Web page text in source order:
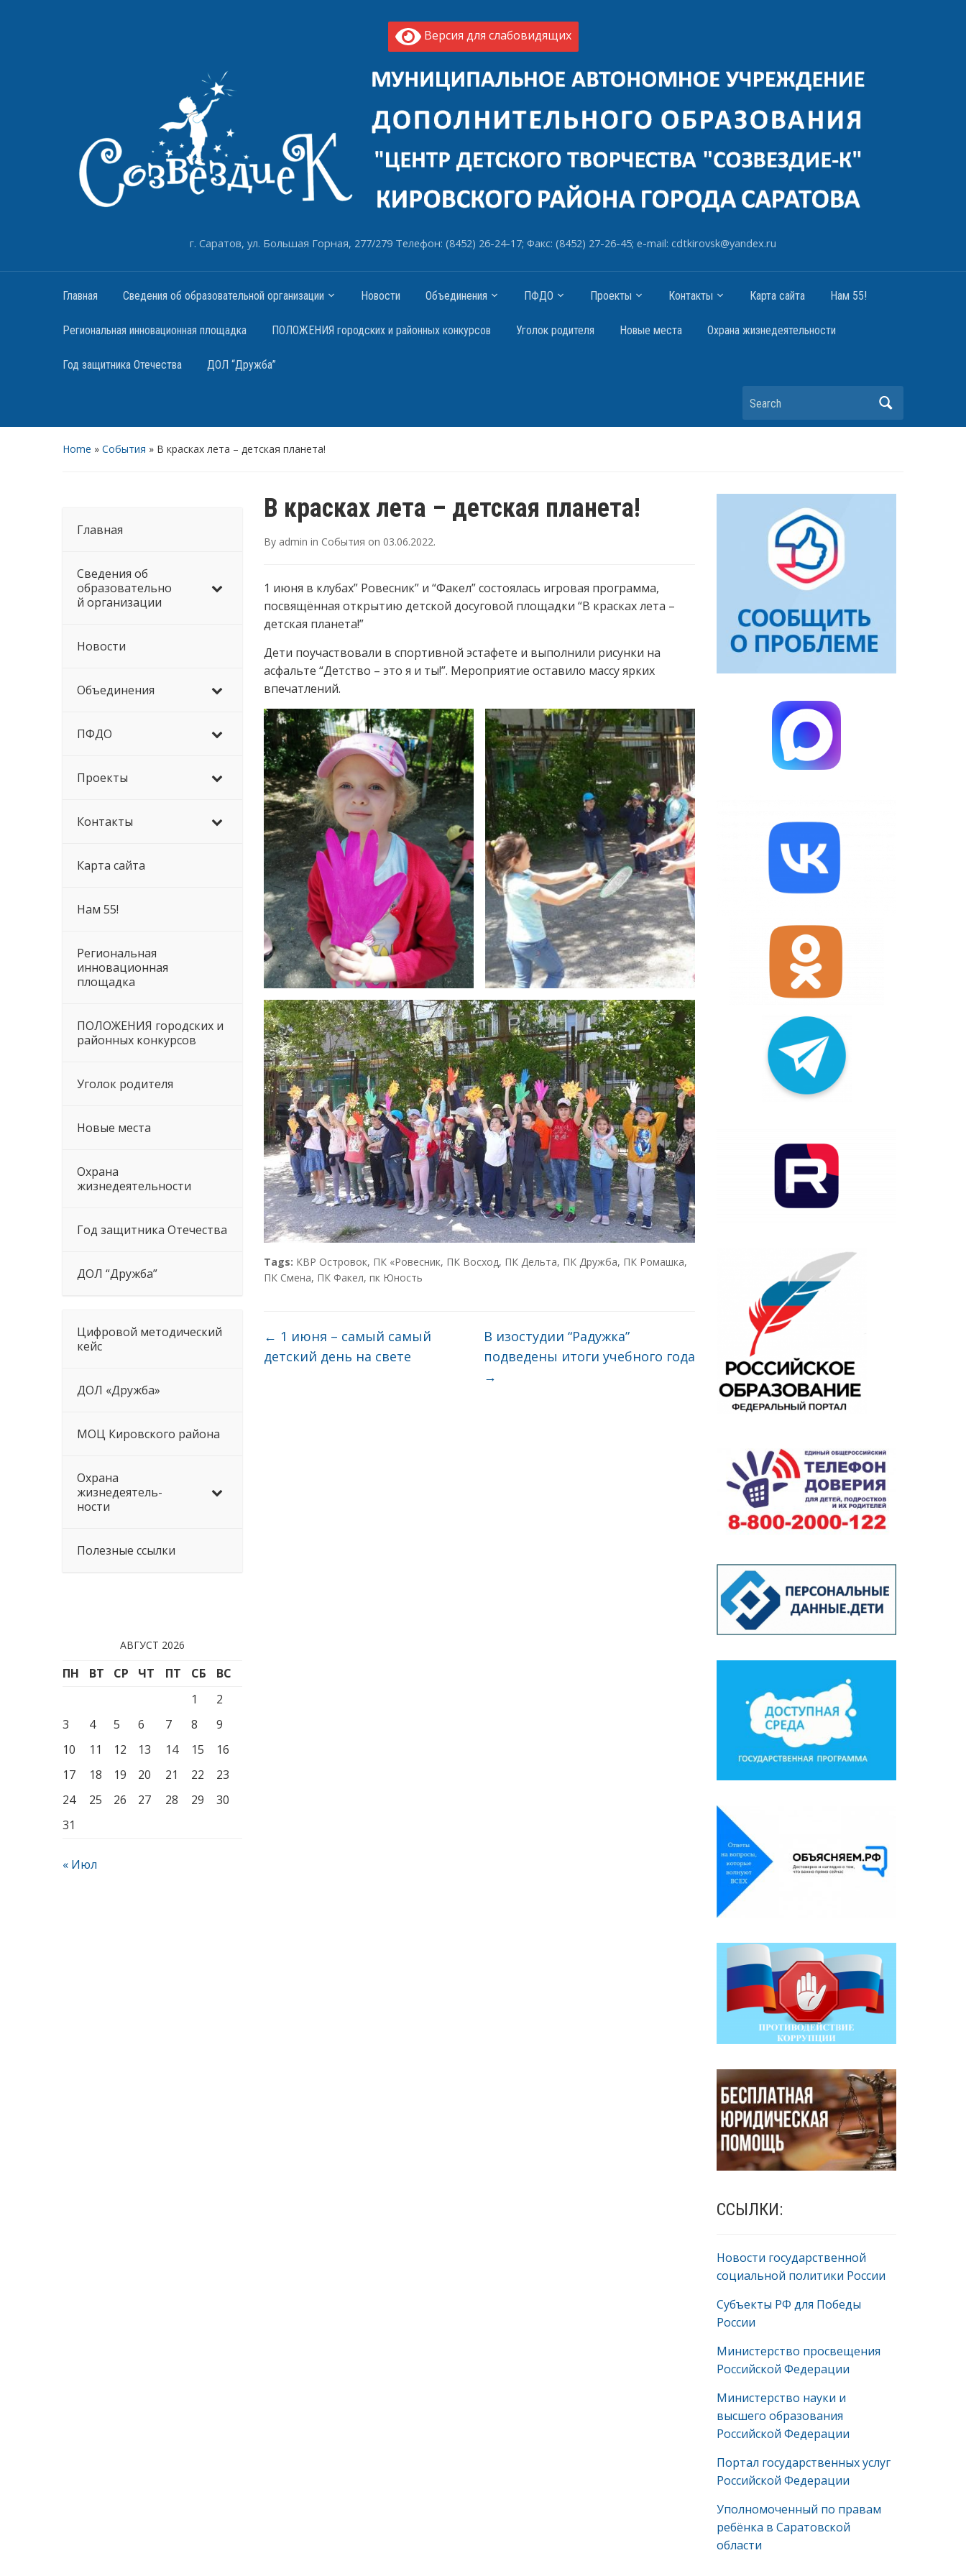
Версия для слабовидящих
г. Саратов, ул. Большая Горная, 277/279 Телефон: (8452) 26-24-17; Факс: (8452) 27-26-45; e-mail: cdtkirovsk@yandex.ru
Главная Сведения об образовательной организации Новости Объединения ПФДО Проекты Контакты Карта сайта Нам 55!
Региональная инновационная площадка ПОЛОЖЕНИЯ городских и районных конкурсов Уголок родителя Новые места Охрана жизнедеятельности
Год защитника Отечества ДОЛ “Дружба”
Search
Home » События » В красках лета – детская планета!
Главная
Сведения об
образовательно
й организации
Новости
Объединения
ПФДО
Проекты
Контакты
Карта сайта
Нам 55!
Региональная
инновационная
площадка
ПОЛОЖЕНИЯ городских и
районных конкурсов
Уголок родителя
Новые места
Охрана
жизнедеятельности
Год защитника Отечества
ДОЛ “Дружба”
Цифровой методический
кейс
ДОЛ «Дружба»
МОЦ Кировского района
Охрана
жизнедеятель-
ности
Полезные ссылки
АВГУСТ 2026
ПН ВТ СР ЧТ ПТ СБ
ВС
1
2
3
4 5 6 7 8
9
10
11 12 13 14 15
16
17
18 19 20 21 22
23
24
25 26 27 28 29
30
31
« Июл
В красках лета – детская планета!
By admin in События on 03.06.2022.
1 июня в клубах” Ровесник” и “Факел” состоялась игровая программа,
посвящённая открытию детской досуговой площадки “В красках лета –
детская планета!”
Дети поучаствовали в спортивной эстафете и выполнили рисунки на
асфальте “Детство – это я и ты!”. Мероприятие оставило массу ярких
впечатлений.
Tags: КВР Островок, ПК «Ровесник, ПК Восход, ПК Дельта, ПК Дружба, ПК Ромашка,
ПК Смена, ПК Факел, пк Юность
← 1 июня – самый самый
детский день на свете
В изостудии “Радужка”
подведены итоги учебного года
→
ССЫЛКИ:
Новости государственной
социальной политики России
Субъекты РФ для Победы
России
Министерство просвещения
Российской Федерации
Министерство науки и
высшего образования
Российской Федерации
Портал государственных услуг
Российской Федерации
Уполномоченный по правам
ребёнка в Саратовской
области